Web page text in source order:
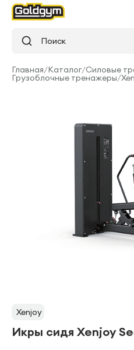
Поиск
Главная/Каталог/Силовые
Грузоблочные тренажеры/
Xenjoy
Икры сидя Xenjoy